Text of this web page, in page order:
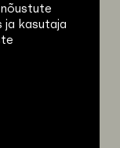
kasutaja